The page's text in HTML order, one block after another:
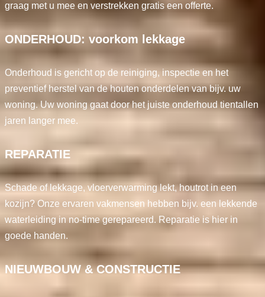
graag met u mee en verstrekken gratis een offerte.
ONDERHOUD: voorkom lekkage
Onderhoud is gericht op de reiniging, inspectie en het
preventief herstel van de houten onderdelen van bijv. uw
woning. Uw woning gaat door het juiste onderhoud tientallen
jaren langer mee.
REPARATIE
Schade of lekkage, vloerverwarming lekt, houtrot in een
kozijn? Onze ervaren vakmensen hebben bijv. een lekkende
waterleiding in no-time gerepareerd. Reparatie is hier in
goede handen.
NIEUWBOUW & CONSTRUCTIE